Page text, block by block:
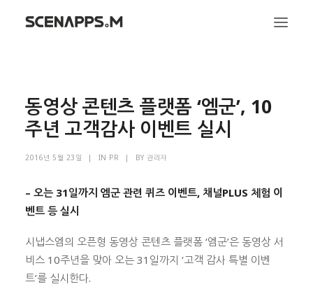
서비스
문화
동영상 콘텐츠 플랫폼 ‘엠군’, 10
주년 고객감사 이벤트 실시
2016년 5월 23일 | IN PR | BY 관리자
– 오는 31일까지 엠군 관련 퀴즈 이벤트, 채널PLUS 체험 이
벤트 등 실시
시냅스엠의 오픈형 동영상 콘텐츠 플랫폼 ‘엠군’은 동영상 서
비스 10주년을 맞아 오는 31일까지 ‘고객 감사 특별 이벤
트’를 실시한다.